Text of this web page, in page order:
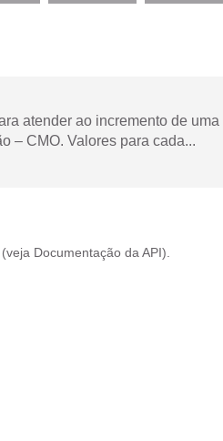
atender ao incremento de
– CMO. Valores para cada...
(veja Documentação da API ).